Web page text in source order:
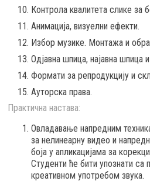
Контрола квалитета слике за
Анимација, визуелни ефекти.
Избор музике. Монтажа и
Одјавна шпица, најавна шпица
Формати за репродукцију и
Ауторска права.
Практична настава:
Овладавање напредним
за нелинеарну видео и
боја у апликацијама за
Студенти ће бити упознати са
креативном употребом звука.